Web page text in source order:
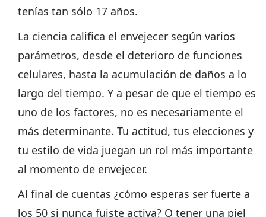
tenías tan sólo 17 años.
La ciencia califica el envejecer según varios
parámetros, desde el deterioro de funciones
celulares, hasta la acumulación de daños a lo
largo del tiempo. Y a pesar de que el tiempo es
uno de los factores, no es necesariamente el
más determinante. Tu actitud, tus elecciones y
tu estilo de vida juegan un rol más importante
al momento de envejecer.
Al final de cuentas ¿cómo esperas ser fuerte a
los 50 si nunca fuiste activa? O tener una piel